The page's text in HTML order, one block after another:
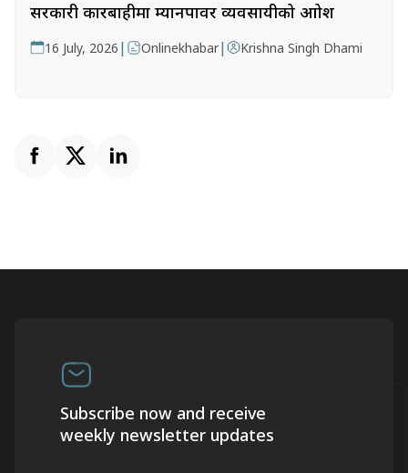
सरकारी कारबाहीमा म्यानपावर व्यवसायीको आक्रोश
16 July, 2026 | Onlinekhabar| Krishna Singh Dhami
Subscribe now and receive
weekly newsletter updates